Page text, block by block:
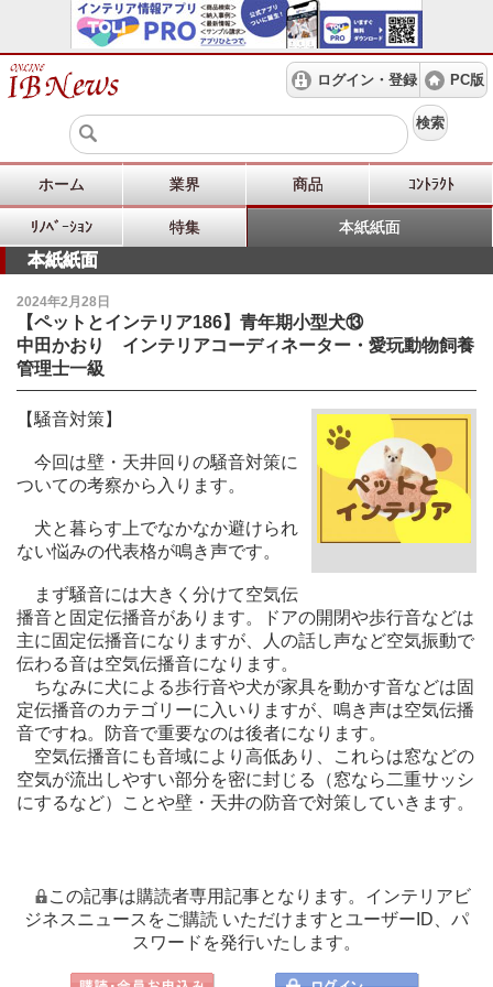
ログイン・登録 PC版
検索
ホーム 業界 商品 ｺﾝﾄﾗｸﾄ
ﾘﾉﾍﾞｰｼｮﾝ 特集 本紙紙面
本紙紙面
2024年2月28日
【ペットとインテリア186】青年期小型犬⑬
中田かおり インテリアコーディネーター・愛玩動物飼養
管理士一級
【騒音対策】
今回は壁・天井回りの騒音対策に
ついての考察から入ります。
犬と暮らす上でなかなか避けられ
ない悩みの代表格が鳴き声です。
まず騒音には大きく分けて空気伝
播音と固定伝播音があります。ドアの開閉や歩行音などは
主に固定伝播音になりますが、人の話し声など空気振動で
伝わる音は空気伝播音になります。
ちなみに犬による歩行音や犬が家具を動かす音などは固
定伝播音のカテゴリーに入いりますが、鳴き声は空気伝播
音ですね。防音で重要なのは後者になります。
空気伝播音にも音域により高低あり、これらは窓などの
空気が流出しやすい部分を密に封じる（窓なら二重サッシ
にするなど）ことや壁・天井の防音で対策していきます。
この記事は購読者専用記事となります。インテリアビ
ジネスニュースをご購読 いただけますとユーザーID、パ
スワードを発行いたします。